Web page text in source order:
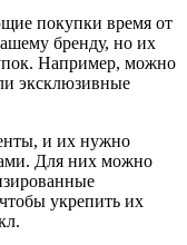
покупки время от
бренду, но их
Например, можно
эксклюзивные
и их нужно
Для них можно
укрепить их